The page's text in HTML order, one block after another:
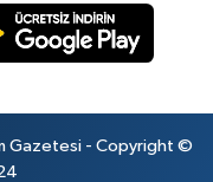
Gazetesi - Copyright ©